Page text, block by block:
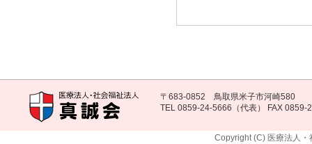
〒683-0852 鳥取県米子市河崎580
TEL 0859-24-5666（代表） FAX 0859-
Copyright (C) 医療法人